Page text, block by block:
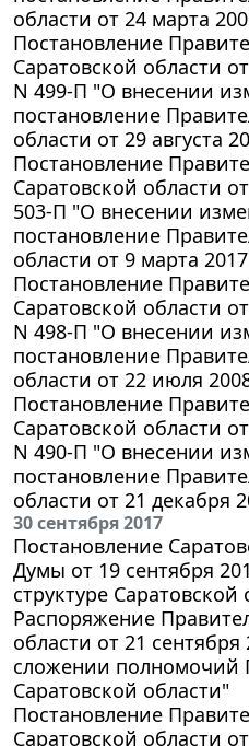
области от 24 марта
Постановление
Саратовской области
N 499-П "О внесении
постановление
области от 29 августа
Постановление
Саратовской области
503-П "О внесении
постановление
области от 9 марта
Постановление
Саратовской области
N 498-П "О внесении
постановление
области от 22 июля
Постановление
Саратовской области
N 490-П "О внесении
постановление
области от 21 декабря
30 сентября 2017
Постановление
Думы от 19 сентября
структуре
Распоряжение
области от 21
сложении полномочий
Саратовской области"
Постановление
Саратовской области